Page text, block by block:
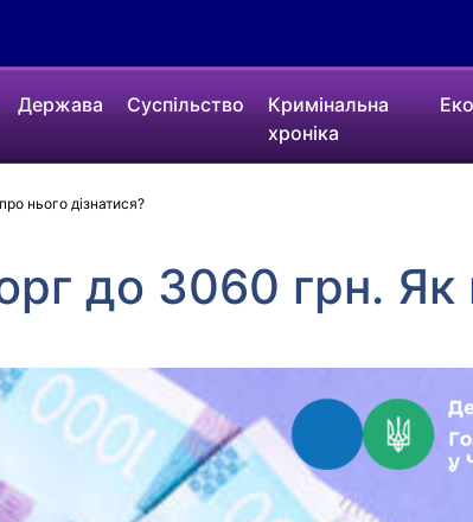
Держава Суспільство
Кримінальна
хроніка
нього дізнатися?
до 3060 грн. Як